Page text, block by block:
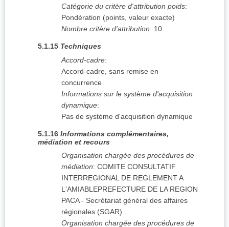
Catégorie du critère d'attribution poids:
Pondération (points, valeur exacte)
Nombre critère d'attribution: 10
5.1.15 Techniques
Accord-cadre:
Accord-cadre, sans remise en
concurrence
Informations sur le système d'acquisition
dynamique:
Pas de système d'acquisition dynamique
5.1.16 Informations complémentaires,
médiation et recours
Organisation chargée des procédures de
médiation: COMITE CONSULTATIF
INTERREGIONAL DE REGLEMENT A
L'AMIABLEPREFECTURE DE LA REGION
PACA - Secrétariat général des affaires
régionales (SGAR)
Organisation chargée des procédures de